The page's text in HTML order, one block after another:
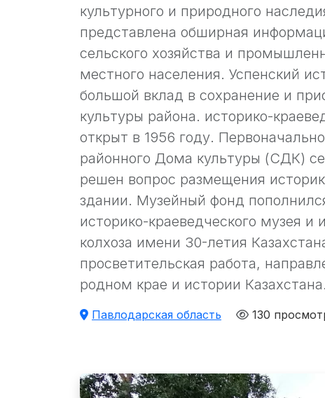
культурного и природного
представлена обширная
сельского хозяйства и
местного населения. Успенский
большой вклад в сохранение и
культуры района. историко-
открыт в 1956 году.
районного Дома культуры (СДК)
решен вопрос размещения
здании. Музейный фонд
историко-краеведческого музея и
колхоза имени 30-летия
просветительская работа,
родном крае и истории Казахстана.
Павлодарская область 130